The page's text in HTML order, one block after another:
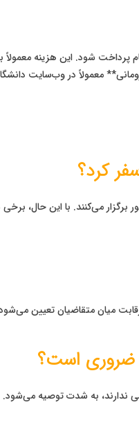
معمولاً در وب‌سایت
می‌کنند. با این حال، برخی
میان متقاضیان تعیین
به شدت توصیه می‌شود.